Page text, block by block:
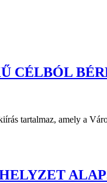
CÉLBÓL
tartalmaz, amely a